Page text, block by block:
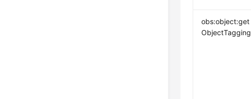
obs:object:get
ObjectTagging